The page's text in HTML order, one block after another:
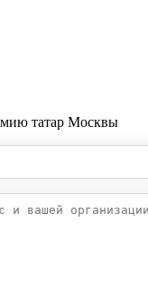
татар Москвы